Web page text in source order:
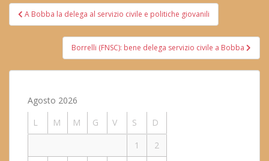
Navigazione
articoli
A Bobba la delega al servizio civile e politiche giovanili
Borrelli (FNSC): bene delega servizio civile a Bobba
Agosto 2026
L
M M G V S
D
1
2